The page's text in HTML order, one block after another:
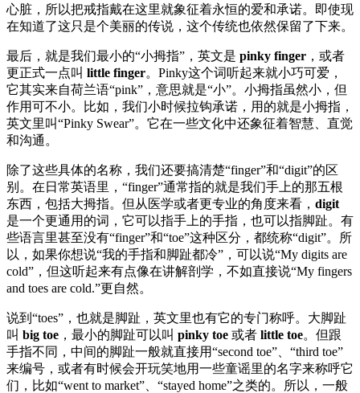
心脏，所以把戒指戴在这里就象征着永恒的爱和承诺。即使现
在知道了这只是个美丽的传说，这个传统也依然保留了下来。
最后，就是我们最小的“小拇指”，英文是 pinky finger ，或者
更正式一点叫 little finger。Pinky这个词听起来就小巧可爱，
它其实来自荷兰语“pink”，意思就是“小”。小拇指虽然小，但
作用可不小。比如，我们小时候拉钩承诺，用的就是小拇指，
英文里叫“Pinky Swear”。它在一些文化中还象征着智慧、直觉
和沟通。
除了这些具体的名称，我们还要搞清楚“finger”和“digit”的区
别。在日常英语里，“finger”通常指的就是我们手上的那五根
东西，包括大拇指。但从医学或者更专业的角度来看， digit
是一个更通用的词，它可以指手上的手指，也可以指脚趾。有
些语言里甚至没有“finger”和“toe”这种区分，都统称“digit”。所
以，如果你想说“我的手指和脚趾都冷”，可以说“My digits are
cold”，但这听起来有点像在讲解剖学，不如直接说“My fingers
and toes are cold.”更自然。
说到“toes”，也就是脚趾，英文里也有它的专门称呼。大脚趾
叫 big toe ，最小的脚趾可以叫 pinky toe 或者 little toe。但跟
手指不同，中间的脚趾一般就直接用“second toe”、“third toe”
来编号，或者有时候会开玩笑地用一些童谣里的名字来称呼它
们，比如“went to market”、“stayed home”之类的。所以，一般